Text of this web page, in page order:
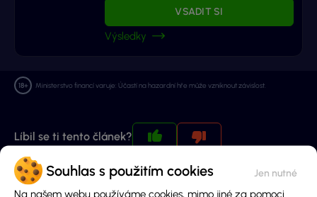
Souhlas s použitím cookies
Na našem webu používáme cookies, mimo jiné za pomoci
VSADIT SI
Výsledky
Ministerstvo financí varuje: Účastí na hazardní hře může vzniknout závislost.
Líbil se ti tento článek?
Autor obsahu